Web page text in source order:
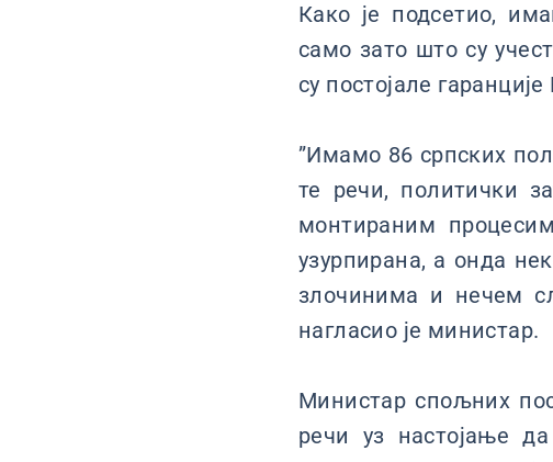
Како је подсетио,
само зато што су
су постојале
”Имамо 86 српских
те речи, политички
монтираним
узурпирана, а онда
злочинима и нечем
нагласио је министар.
Министар спољних
речи уз настојање